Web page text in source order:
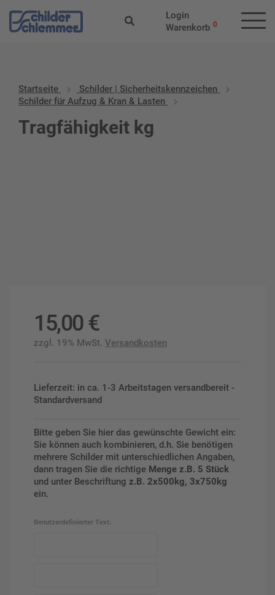
Login
Warenkorb 0
Startseite
Schilder | Sicherheitskennzeichen
Schilder für Aufzug & Kran & Lasten
Tragfähigkeit kg
15,00 €
zzgl. 19% MwSt. Versandkosten
Lieferzeit: in ca. 1-3 Arbeitstagen versandbereit -
Standardversand
Bitte geben Sie hier das gewünschte Gewicht ein:
Sie können auch kombinieren, d.h. Sie benötigen
mehrere Schilder mit unterschiedlichen Angaben,
dann tragen Sie die richtige Menge z.B. 5 Stück
und unter Beschriftung z.B. 2x500kg, 3x750kg
ein.
Benutzerdefinierter Text: